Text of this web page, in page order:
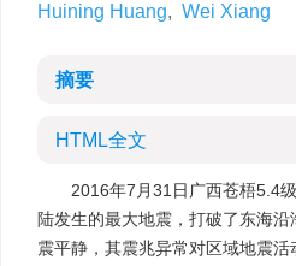
Huining Huang, Wei Xiang
摘要
HTML全文
2016年7月31日广西苍梧5.4
陆发生的最大地震，打破了东海
震平静，其震兆异常对区域地震